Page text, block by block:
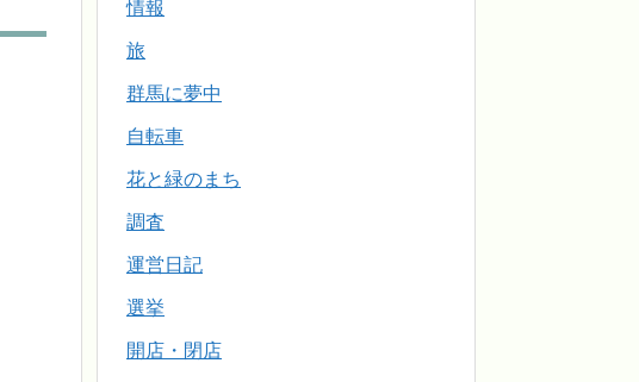
情報
旅
群馬に夢中
自転車
花と緑のまち
調査
運営日記
選挙
開店・閉店